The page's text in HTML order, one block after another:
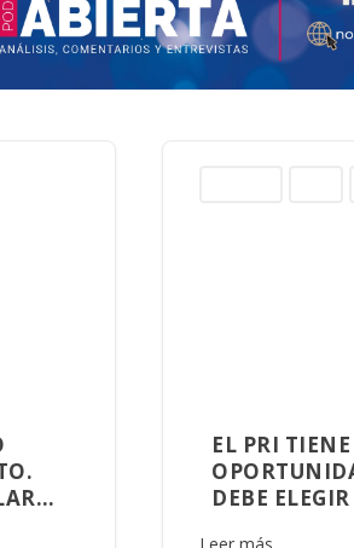
EL PRI
DEBE